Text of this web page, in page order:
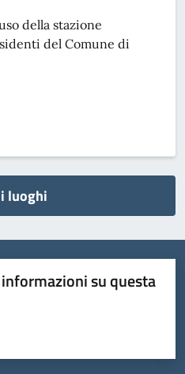
della stazione
del Comune di
luoghi
su questa
su 5
5